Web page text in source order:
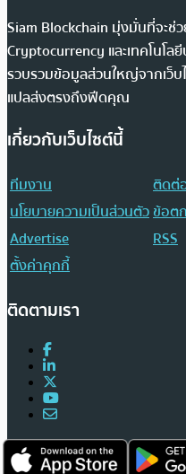
Siam Blockchain มุ่งมั่นที่จะช่
Cryptocurrency และเทคโนโล
รวบรวมข้อมูลส่วนใหญ่จากเว็บ
แปลส่งตรงถึงฟีดคุณ
เกี่ยวกับเว็บไซต์นี้
ทีมงาน
ติดต่
นโยบายความเป็นส่วนตัวข้อต
Advertise
RSS
ตั้งค่าคุกกี้
ติดตามเรา